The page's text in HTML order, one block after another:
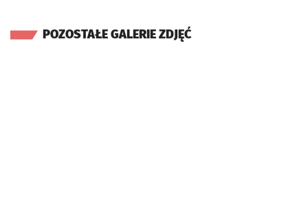
POZOSTAŁE GALERIE ZDJĘĆ